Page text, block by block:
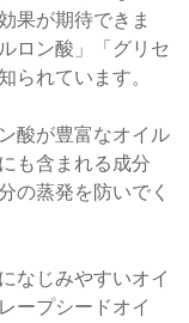
果が期待できま
ロン酸」「グリセ
られています。
酸が豊富なオイル
も含まれる成分
の蒸発を防いでく
なじみやすいオイ
ープシードオイ